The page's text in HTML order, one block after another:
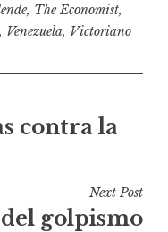
, The Economist,
, Venezuela, Victoriano
contra la
Next Post
golpismo